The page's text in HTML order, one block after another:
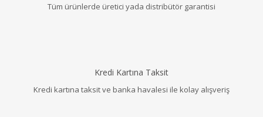
Tüm ürünlerde üretici yada distribütör garantisi
Kredi Kartına Taksit
Kredi kartına taksit ve banka havalesi ile kolay alışveriş